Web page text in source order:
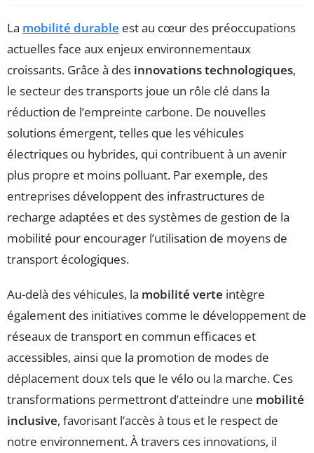
La mobilité durable est au cœur des préoccupations
actuelles face aux enjeux environnementaux
croissants. Grâce à des innovations technologiques,
le secteur des transports joue un rôle clé dans la
réduction de l’empreinte carbone. De nouvelles
solutions émergent, telles que les véhicules
électriques ou hybrides, qui contribuent à un avenir
plus propre et moins polluant. Par exemple, des
entreprises développent des infrastructures de
recharge adaptées et des systèmes de gestion de la
mobilité pour encourager l’utilisation de moyens de
transport écologiques.
Au-delà des véhicules, la mobilité verte intègre
également des initiatives comme le développement de
réseaux de transport en commun efficaces et
accessibles, ainsi que la promotion de modes de
déplacement doux tels que le vélo ou la marche. Ces
transformations permettront d’atteindre une mobilité
inclusive, favorisant l’accès à tous et le respect de
notre environnement. À travers ces innovations, il